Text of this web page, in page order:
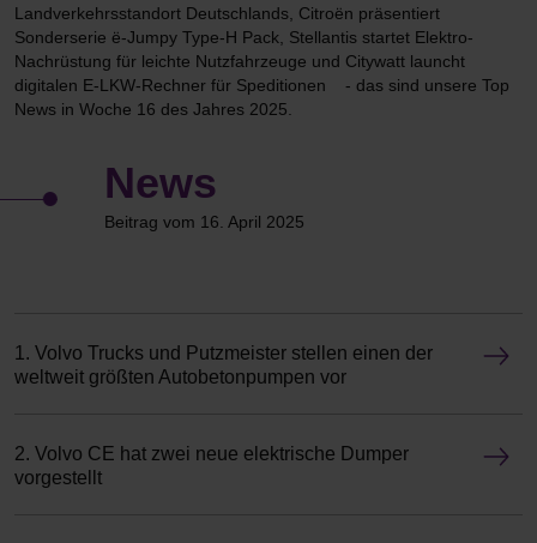
Landverkehrsstandort Deutschlands, Citroën präsentiert
Sonderserie ë-Jumpy Type-H Pack, Stellantis startet Elektro-
Nachrüstung für leichte Nutzfahrzeuge und Citywatt launcht
digitalen E-LKW-Rechner für Speditionen - das sind unsere Top
News in Woche 16 des Jahres 2025.
News
Beitrag vom 16. April 2025
1. Volvo Trucks und Putzmeister stellen einen der
weltweit größten Autobetonpumpen vor
2. Volvo CE hat zwei neue elektrische Dumper
vorgestellt